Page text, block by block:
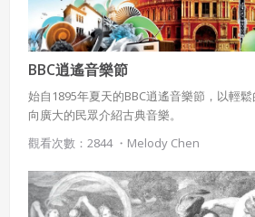
BBC逍遙音樂節
始自1895年夏天的BBC逍遙音樂節，以輕
向廣大的民眾介紹古典音樂。
觀看次數：2844 ・ Melody Chen
如會員違反前項約定致吉寶系統公司
者，吉寶系統公司應立即通知會員，
議內容。會員應協助相關程序並負擔
支出（包括律師費用）、損害及損失。
六、終止
本合約。
本合約終止後，會員不得對吉寶系統
償或賠償。